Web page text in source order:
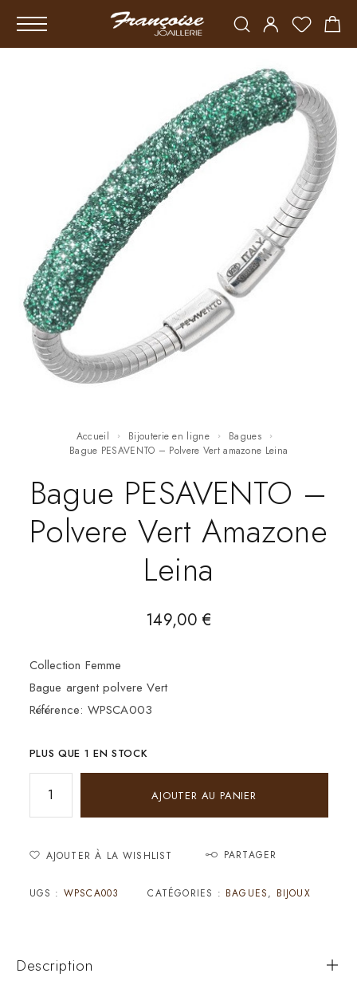
Accueil Bijouterie en ligne
Bagues
Bague PESAVENTO – Polvere Vert amazone Leina
Bague PESAVENTO –
Polvere Vert Amazone
Leina
149,00€
Collection Femme
Bague argent polvere Vert
Référence: WPSCA003
PLUS QUE 1 EN STOCK
AJOUTER AU PANIER
AJOUTER À LA WISHLIST PARTAGER
UGS : WPSCA003 CATÉGORIES : BAGUES, BIJOUX
Description